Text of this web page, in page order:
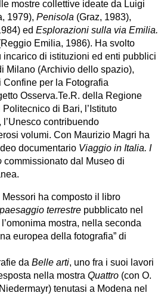
mostre collettive ideate da Luigi
1979), Penisola (Graz, 1983),
ed Esplorazioni sulla via Emilia.
Emilia, 1986). Ha svolto
incarico di istituzioni ed enti pubblici
Milano (Archivio dello spazio),
Confine per la Fotografia
Osserva.Te.R. della Regione
di Bari, l’Istituto
contribuendo
volumi. Con Maurizio Magri ha
documentario Viaggio in Italia. I
commissionato dal Museo di
ha composto il libro
terrestre pubblicato nel
mostra, nella seconda
europea della fotografia” di
da Belle arti, uno fra i suoi lavori
nella mostra Quattro (con O.
tenutasi a Modena nel